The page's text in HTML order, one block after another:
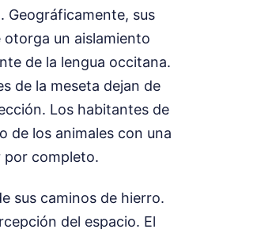
Geográficamente, sus
otorga un aislamiento
de la lengua occitana.
de la meseta dejan de
Los habitantes de
de los animales con una
por completo.
sus caminos de hierro.
del espacio. El